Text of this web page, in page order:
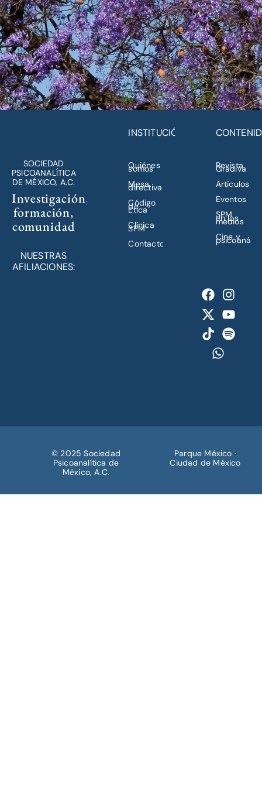
SOCIEDAD
PSICOANALÍTICA
DE MÉXICO, A.C.
Investigación,
formación,
comunidad
NUESTRAS
AFILIACIONES:
INSTITUCIÓN
Quiénes
somos
Mesa
directiva
Código
de
Ética
Clínica
SPM
Contacto
Revista
Gradiva
Artículos
Eventos
SPM
en los
medios
Cine y
© 2025 Sociedad
Psicoanalítica de
México, A.C.
Parque México ·
Ciudad de México